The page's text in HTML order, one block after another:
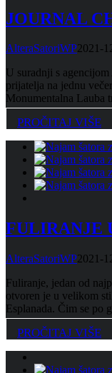
JOURNAL
AlteraSatoriWP2021-
U suradnji s
prijatelja na jednu
Monumentalna Lauba
PROČITAJ VIŠE
FULIRANJE
AlteraSatoriWP2021-
Fuliranje, jedan od
otvoren je u velikom
Esplanada. Čim se po
PROČITAJ VIŠE